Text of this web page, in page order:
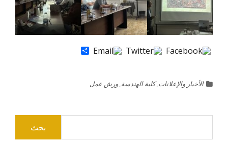
الأخبار والإعلانات,كلية الهندسة,ورش عمل